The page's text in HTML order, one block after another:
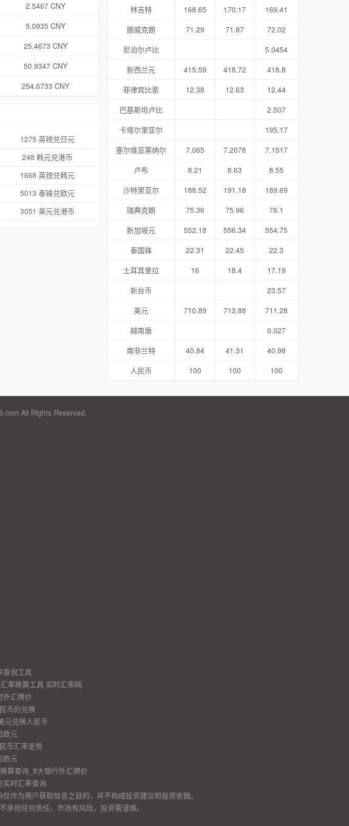
2.5467 CNY
5.0935 CNY
25.4673 CNY
50.9347 CNY
254.6733 CNY
1275 英镑兑日元
248 韩元兑港币
1668 英镑兑韩元
5013 泰铢兑欧元
3051 美元兑港币
林吉特
168.65 170.17
169.41
挪威克朗
71.29 71.87
72.02
尼泊尔卢比
5.0454
新西兰元
415.59 418.72
418.8
菲律宾比索
12.38 12.63
12.44
巴基斯坦卢比
2.507
卡塔尔里亚尔
195.17
塞尔维亚第纳尔
7.065 7.2078
7.1517
卢布
8.21 8.63
8.55
沙特里亚尔
188.52 191.18
189.69
瑞典克朗
75.36 75.96
76.1
新加坡元
552.18 556.34
554.75
泰国铢
22.31 22.45
22.3
土耳其里拉
16 18.4
17.19
新台币
23.57
美元
710.89 713.88
711.28
越南盾
0.027
南非兰特
40.84 41.31
40.98
人民币
100 100 100
All Rights Reserved.
查询工具
率换算工具 实时汇率网
外汇牌价
币的兑换
元兑换人民币
欧元
币汇率走势
欧元
算查询_8大银行外汇牌价
实时汇率查询
作为用户获取信息之目的，并不构成投资建议和投资依据。
担任何责任。市场有风险，投资需谨慎。